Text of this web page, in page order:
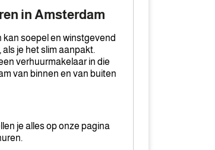
in Amsterdam
kan soepel en winstgevend
als je het slim aanpakt.
verhuurmakelaar in die
van binnen en van buiten
je alles op onze pagina